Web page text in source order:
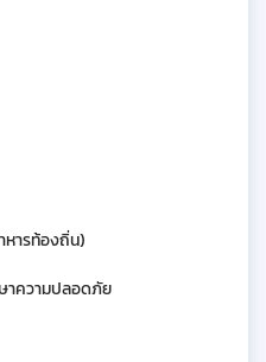
หารท้องถิ่น)
าความปลอดภัย